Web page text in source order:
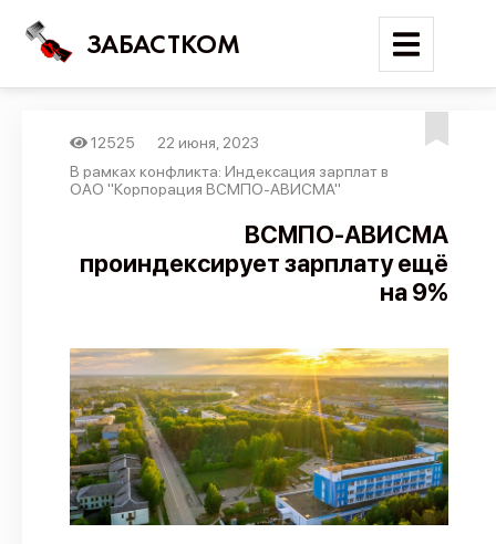
ЗАБАСТКОМ
Войти
Поиск
Новости
Отчеты
Предложить публикацию
Справочник
API
О проекте
12525
22 июня, 2023
В рамках конфликта: Индексация зарплат в
ОАО "Корпорация ВСМПО-АВИСМА"
ВСМПО‑АВИСМА
проиндексирует зарплату ещё
на 9%